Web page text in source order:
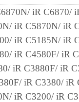
売代理店または
されていた場合
子会社、キヤノ
売店のいずれも
ウェア」の使用
間に生じたいか
ものとします。
iR C6870/
iR C5870N/ iR
iR C5185N/ iR
iR C4580F/ iR
iR C3880F/ iR
iR C3380/ iR
iR C3200/ iR